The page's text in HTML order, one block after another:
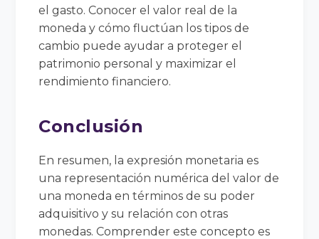
el gasto. Conocer el valor real de la
moneda y cómo fluctúan los tipos de
cambio puede ayudar a proteger el
patrimonio personal y maximizar el
rendimiento financiero.
Conclusión
En resumen, la expresión monetaria es
una representación numérica del valor de
una moneda en términos de su poder
adquisitivo y su relación con otras
monedas. Comprender este concepto es